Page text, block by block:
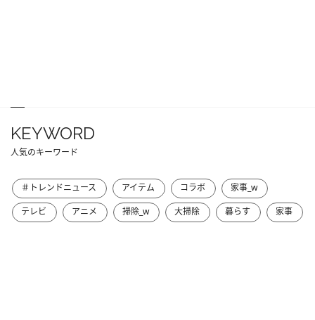
KEYWORD
人気のキーワード
＃トレンドニュース アイテム コラボ
家事_w
テレビ
アニメ 掃除_w 大掃除 暮らす 家事